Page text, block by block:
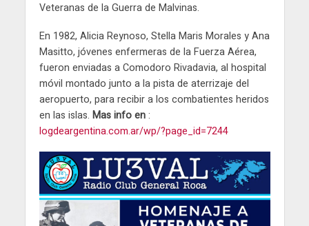
Veteranas de la Guerra de Malvinas.
En 1982, Alicia Reynoso, Stella Maris Morales y Ana
Masitto, jóvenes enfermeras de la Fuerza Aérea,
fueron enviadas a Comodoro Rivadavia, al hospital
móvil montado junto a la pista de aterrizaje del
aeropuerto, para recibir a los combatientes heridos
en las islas. Mas info en:
logdeargentina.com.ar/wp/?page_id=7244